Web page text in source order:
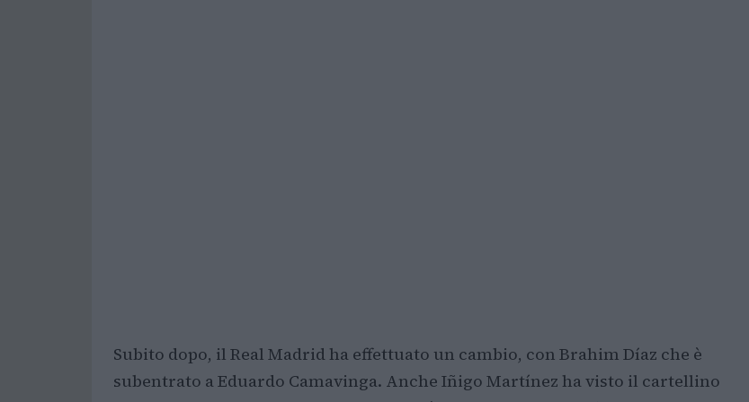
Subito dopo, il Real Madrid ha effettuato un cambio, con Brahim Díaz che è
subentrato a Eduardo Camavinga. Anche Iñigo Martínez ha visto il cartellino